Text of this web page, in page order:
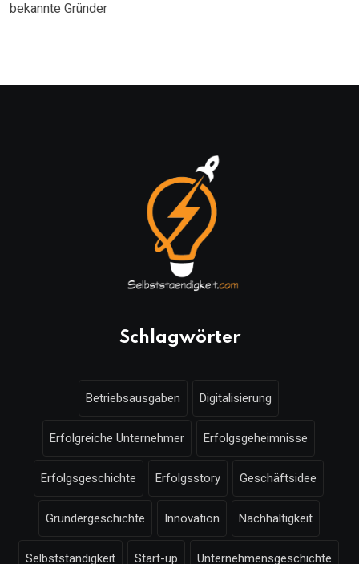
bekannte Gründer
Schlagwörter
Betriebsausgaben Digitalisierung
Erfolgreiche Unternehmer Erfolgsgeheimnisse
Erfolgsgeschichte Erfolgsstory Geschäftsidee
Gründergeschichte Innovation Nachhaltigkeit
Selbstständigkeit Start-up Unternehmensgeschichte